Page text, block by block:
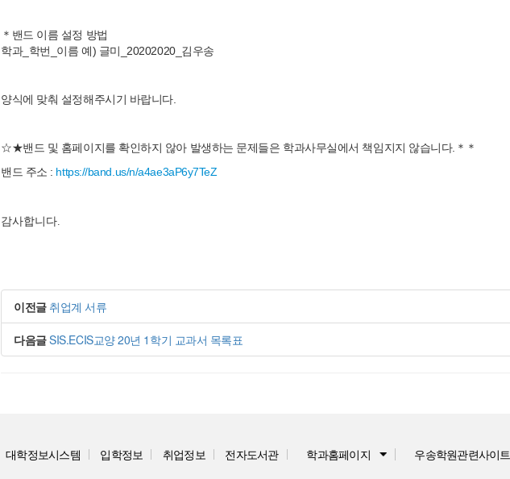
＊밴드 이름 설정 방법
학과_학번_이름 예) 글미_20202020_김우송
양식에 맞춰 설정해주시기 바랍니다.
☆★밴드 및 홈페이지를 확인하지 않아 발생하는 문제들은 학과사무실에서 책임지지 않습니다.＊＊
밴드 주소 : https://band.us/n/a4ae3aP6y7TeZ
감사합니다
이전글 취업계 서류
다음글SIS.ECIS교양 20년 1학기 교과서 목록표
대학정보시스템 입학정보 취업정보 전자도서관 학과홈페이지 우송학원관련사이트